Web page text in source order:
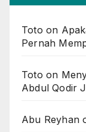
Toto on
Pernah
Toto on
Abdul Qodir
Abu Reyhan